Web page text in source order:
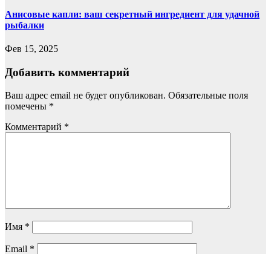
Анисовые капли: ваш секретный ингредиент для удачной
рыбалки
Фев 15, 2025
Добавить комментарий
Ваш адрес email не будет опубликован. Обязательные поля
помечены *
Комментарий *
Имя *
Email *